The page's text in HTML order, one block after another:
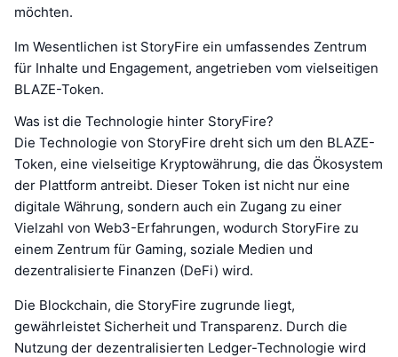
möchten.
Im Wesentlichen ist StoryFire ein umfassendes Zentrum
für Inhalte und Engagement, angetrieben vom vielseitigen
BLAZE-Token.
Was ist die Technologie hinter StoryFire?
Die Technologie von StoryFire dreht sich um den BLAZE-
Token, eine vielseitige Kryptowährung, die das Ökosystem
der Plattform antreibt. Dieser Token ist nicht nur eine
digitale Währung, sondern auch ein Zugang zu einer
Vielzahl von Web3-Erfahrungen, wodurch StoryFire zu
einem Zentrum für Gaming, soziale Medien und
dezentralisierte Finanzen (DeFi) wird.
Die Blockchain, die StoryFire zugrunde liegt,
gewährleistet Sicherheit und Transparenz. Durch die
Nutzung der dezentralisierten Ledger-Technologie wird